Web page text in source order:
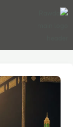
تخطي
إلى